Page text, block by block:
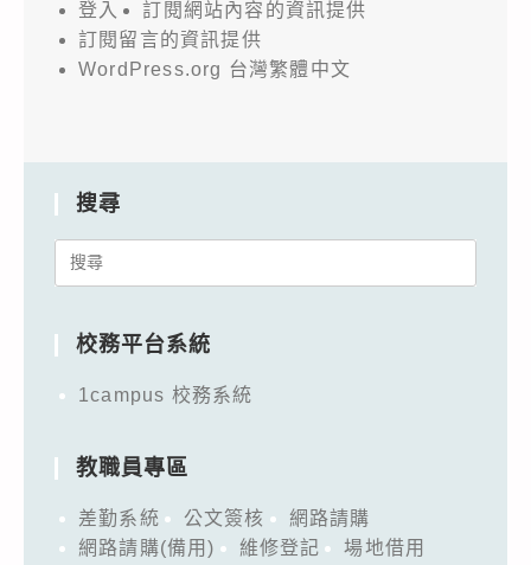
登入
訂閱網站內容的資訊提供
訂閱留言的資訊提供
WordPress.org 台灣繁體中文
搜尋
Search
校務平台系統
1campus 校務系統
教職員專區
差勤系統 公文簽核
網路請購
網路請購(備用)
維修登記
場地借用